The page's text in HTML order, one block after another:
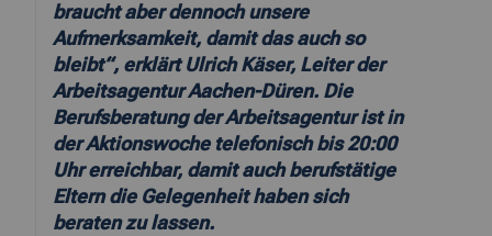
braucht aber dennoch unsere
Aufmerksamkeit, damit das auch so
bleibt“, erklärt Ulrich Käser, Leiter der
Arbeitsagentur Aachen-Düren. Die
Berufsberatung der Arbeitsagentur ist in
der Aktionswoche telefonisch bis 20:00
Uhr erreichbar, damit auch berufstätige
Eltern die Gelegenheit haben sich
beraten zu lassen.